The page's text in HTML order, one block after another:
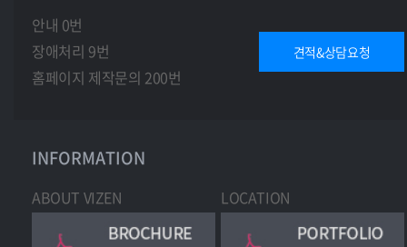
안내 0번
장애처리 9번
홈페이지 제작문의 200번
견적&상담요청
INFORMATION
ABOUT VIZEN LOCATION